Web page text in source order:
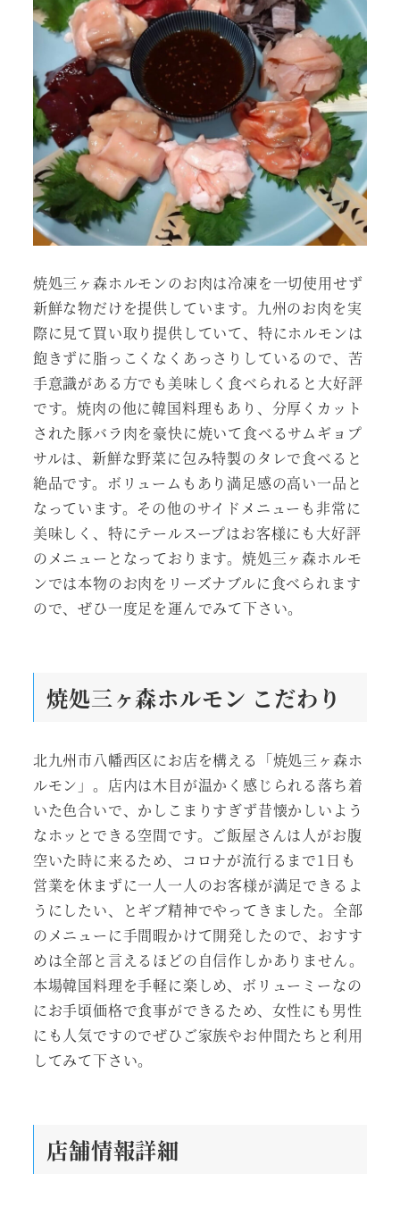
焼処三ヶ森ホルモンのお肉は冷凍を一切使用せず
新鮮な物だけを提供しています。九州のお肉を実
際に見て買い取り提供していて、特にホルモンは
飽きずに脂っこくなくあっさりしているので、苦
手意識がある方でも美味しく食べられると大好評
です。焼肉の他に韓国料理もあり、分厚くカット
された豚バラ肉を豪快に焼いて食べるサムギョプ
サルは、新鮮な野菜に包み特製のタレで食べると
絶品です。ボリュームもあり満足感の高い一品と
なっています。その他のサイドメニューも非常に
美味しく、特にテールスープはお客様にも大好評
のメニューとなっております。焼処三ヶ森ホルモ
ンでは本物のお肉をリーズナブルに食べられます
ので、ぜひ一度足を運んでみて下さい。
焼処三ヶ森ホルモン こだわり
北九州市八幡西区にお店を構える「焼処三ヶ森ホ
ルモン」。店内は木目が温かく感じられる落ち着
いた色合いで、かしこまりすぎず昔懐かしいよう
なホッとできる空間です。ご飯屋さんは人がお腹
空いた時に来るため、コロナが流行るまで1日も
営業を休まずに一人一人のお客様が満足できるよ
うにしたい、とギブ精神でやってきました。全部
のメニューに手間暇かけて開発したので、おすす
めは全部と言えるほどの自信作しかありません。
本場韓国料理を手軽に楽しめ、ボリューミーなの
にお手頃価格で食事ができるため、女性にも男性
にも人気ですのでぜひご家族やお仲間たちと利用
してみて下さい。
店舗情報詳細